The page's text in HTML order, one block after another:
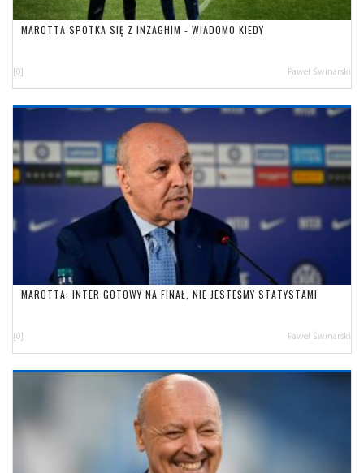
MAROTTA SPOTKA SIĘ Z INZAGHIM - WIADOMO KIEDY
[0] Paweł Świnarski
MAROTTA: INTER GOTOWY NA FINAŁ, NIE JESTEŚMY STATYSTAMI
[0] Paweł Świnarski